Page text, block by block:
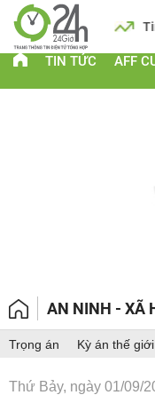
Lịch
TIN TỨC AFF
AN NINH - XÃ
Trọng án Kỳ án thế giới
Thứ Bảy, ngày 01/09/